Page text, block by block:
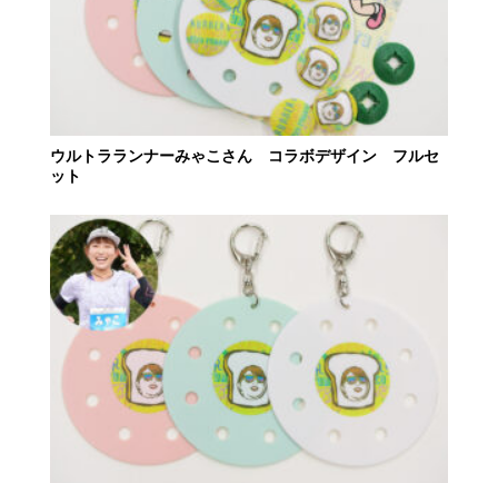
ウルトラランナーみゃこさん コラボデザイン フルセ
ット